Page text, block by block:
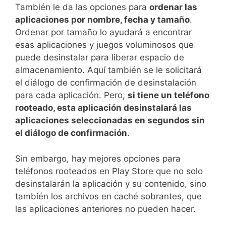
También le da las opciones para ordenar las
aplicaciones por nombre, fecha y tamaño.
Ordenar por tamaño lo ayudará a encontrar
esas aplicaciones y juegos voluminosos que
puede desinstalar para liberar espacio de
almacenamiento. Aquí también se le solicitará
el diálogo de confirmación de desinstalación
para cada aplicación. Pero, si tiene un teléfono
rooteado, esta aplicación desinstalará las
aplicaciones seleccionadas en segundos sin
el diálogo de confirmación.
Sin embargo, hay mejores opciones para
teléfonos rooteados en Play Store que no solo
desinstalarán la aplicación y su contenido, sino
también los archivos en caché sobrantes, que
las aplicaciones anteriores no pueden hacer.